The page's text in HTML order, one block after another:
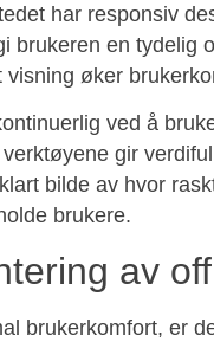
har responsiv
brukeren en tydelig
visning øker
ved å
gir
bilde av hvor
brukere.
av
brukerkomfort, er